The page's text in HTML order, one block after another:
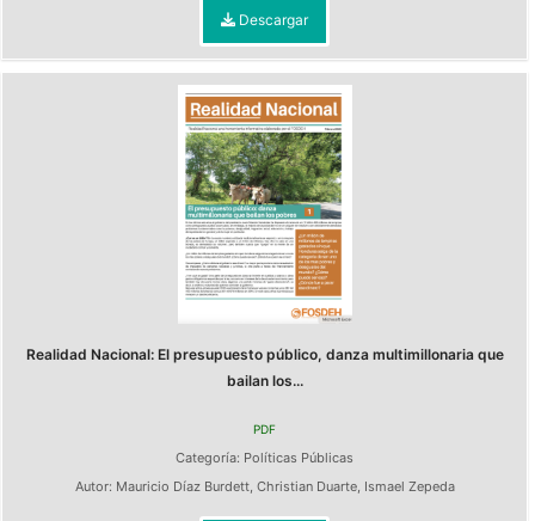
Descargar
Realidad Nacional: El presupuesto público, danza multimillonaria que
bailan los...
PDF
Categoría: Políticas Públicas
Autor: Mauricio Díaz Burdett, Christian Duarte, Ismael Zepeda